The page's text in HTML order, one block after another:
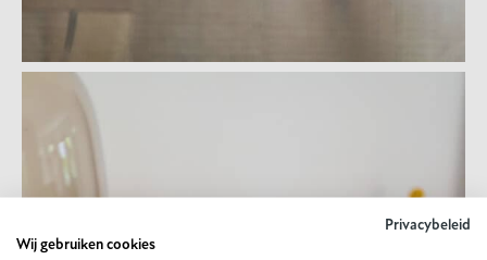
Privacybeleid
Wij gebruiken cookies